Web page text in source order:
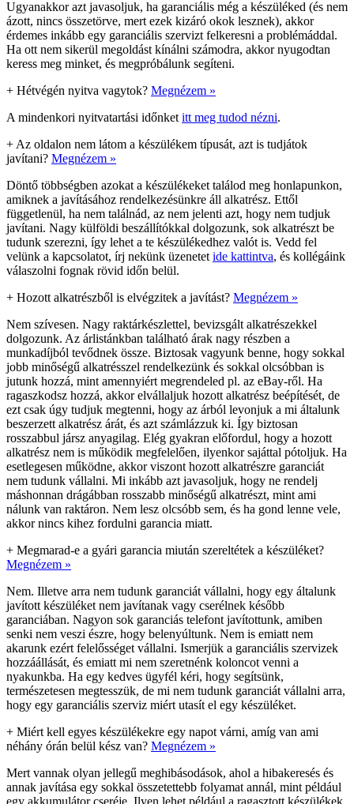
Ugyanakkor azt javasoljuk, ha garanciális még a készüléked (és nem
ázott, nincs összetörve, mert ezek kizáró okok lesznek), akkor
érdemes inkább egy garanciális szervizt felkeresni a problémáddal.
Ha ott nem sikerül megoldást kínálni számodra, akkor nyugodtan
keress meg minket, és megpróbálunk segíteni.
+ Hétvégén nyitva vagytok? Megnézem »
A mindenkori nyitvatartási időnket itt meg tudod nézni.
+ Az oldalon nem látom a készülékem típusát, azt is tudjátok
javítani? Megnézem »
Döntő többségben azokat a készülékeket találod meg honlapunkon,
amiknek a javításához rendelkezésünkre áll alkatrész. Ettől
függetlenül, ha nem találnád, az nem jelenti azt, hogy nem tudjuk
javítani. Nagy külföldi beszállítókkal dolgozunk, sok alkatrészt be
tudunk szerezni, így lehet a te készülékedhez valót is. Vedd fel
velünk a kapcsolatot, írj nekünk üzenetet ide kattintva, és kollégáink
válaszolni fognak rövid időn belül.
+ Hozott alkatrészből is elvégzitek a javítást? Megnézem »
Nem szívesen. Nagy raktárkészlettel, bevizsgált alkatrészekkel
dolgozunk. Az árlistánkban található árak nagy részben a
munkadíjból tevődnek össze. Biztosak vagyunk benne, hogy sokkal
jobb minőségű alkatrésszel rendelkezünk és sokkal olcsóbban is
jutunk hozzá, mint amennyiért megrendeled pl. az eBay-ről. Ha
ragaszkodsz hozzá, akkor elvállaljuk hozott alkatrész beépítését, de
ezt csak úgy tudjuk megtenni, hogy az árból levonjuk a mi általunk
beszerzett alkatrész árát, és azt számlázzuk ki. Így biztosan
rosszabbul jársz anyagilag. Elég gyakran előfordul, hogy a hozott
alkatrész nem is működik megfelelően, ilyenkor sajáttal pótoljuk. Ha
esetlegesen működne, akkor viszont hozott alkatrészre garanciát
nem tudunk vállalni. Mi inkább azt javasoljuk, hogy ne rendelj
máshonnan drágábban rosszabb minőségű alkatrészt, mint ami
nálunk van raktáron. Nem lesz olcsóbb sem, és ha gond lenne vele,
akkor nincs kihez fordulni garancia miatt.
+ Megmarad-e a gyári garancia miután szereltétek a készüléket?
Megnézem »
Nem. Illetve arra nem tudunk garanciát vállalni, hogy egy általunk
javított készüléket nem javítanak vagy cserélnek később
garanciában. Nagyon sok garanciás telefont javítottunk, amiben
senki nem veszi észre, hogy belenyúltunk. Nem is emiatt nem
akarunk ezért felelősséget vállalni. Ismerjük a garanciális szervizek
hozzáállását, és emiatt mi nem szeretnénk koloncot venni a
nyakunkba. Ha egy kedves ügyfél kéri, hogy segítsünk,
természetesen megtesszük, de mi nem tudunk garanciát vállalni arra,
hogy egy garanciális szerviz miért utasít el egy készüléket.
+ Miért kell egyes készülékekre egy napot várni, amíg van ami
néhány órán belül kész van? Megnézem »
Mert vannak olyan jellegű meghibásodások, ahol a hibakeresés és
annak javítása egy sokkal összetettebb folyamat annál, mint például
egy akkumulátor cseréje. Ilyen lehet például a ragasztott készülékek